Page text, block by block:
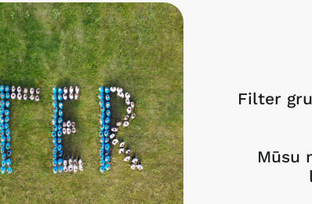
Filter
Mūsu